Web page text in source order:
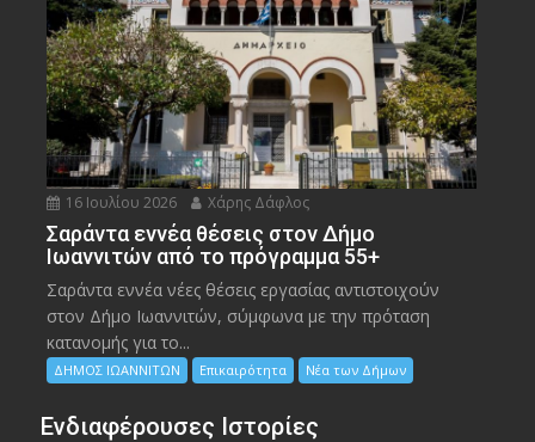
16 Ιουλίου 2026 Χάρης Δάφλος
Σαράντα εννέα θέσεις στον Δήμο
Ιωαννιτών από το πρόγραμμα 55+
Σαράντα εννέα νέες θέσεις εργασίας αντιστοιχούν
στον Δήμο Ιωαννιτών, σύμφωνα με την πρόταση
κατανομής για το...
ΔΗΜΟΣ ΙΩΑΝΝΙΤΩΝ Επικαιρότητα Νέα των Δήμων
Ενδιαφέρουσες Ιστορίες